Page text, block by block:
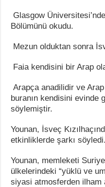
Glasgow
Bölümünü okudu.
Mezun olduktan sonra
Faia kendisini bir Arap
Arapça anadilidir ve
buranın kendisini evinde
söylemiştir.
Younan, İsveç
etkinliklerde şarkı söyledi.
Younan, memleketi
ülkelerindeki “yüklü ve
siyasi atmosferden ilham